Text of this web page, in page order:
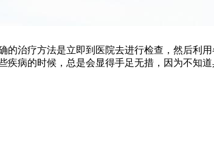
治疗方法是立即到医院去进行检查，然后利
病的时候，总是会显得手足无措，因为不知